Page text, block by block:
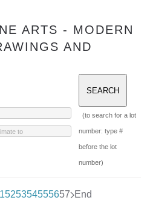
ARTS - MODERN
AND
(to search for a lot
number: type #
before the lot
number)
525354555657 End